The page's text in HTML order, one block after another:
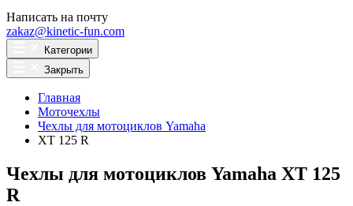
Написать на почту
zakaz@kinetic-fun.com
Категории
Закрыть
Главная
Моточехлы
Чехлы для мотоциклов Yamaha
XT 125 R
Чехлы для мотоциклов Yamaha XT 125
R